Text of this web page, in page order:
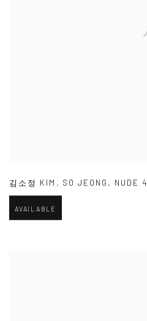
김소정 KIM , SO JEONG , NUDE 4
AVAILABLE